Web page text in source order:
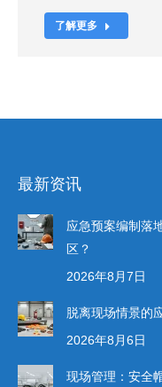
了解更多
最新资讯
应急预案编制落
区？
2026年8月7日
脱离现场情景的
2026年8月6日
现场管理：安全